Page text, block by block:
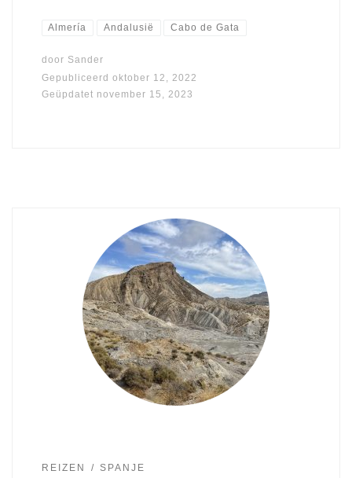
Almería Andalusië Cabo de Gata
door Sander
Gepubliceerd oktober 12, 2022
Geüpdatet november 15, 2023
REIZEN SPANJE